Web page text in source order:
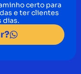
certo para
e ter clientes
dias.